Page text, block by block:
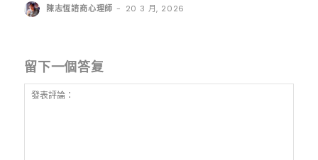
陳志恆諮商心理師 - 20 3 月, 2026
留下一個答复